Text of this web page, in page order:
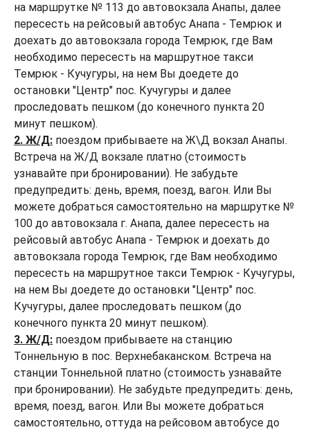
на маршрутке № 113 до автовокзала Анапы, далее
пересесть на рейсовый автобус Анапа - Темрюк и
доехать до автовокзала города Темрюк, где Вам
необходимо пересесть на маршрутное такси
Темрюк - Кучугуры, на нем Вы доедете до
остановки "Центр" пос. Кучугуры и далее
проследовать пешком (до конечного пункта 20
минут пешком).
2. Ж/Д: поездом прибываете на Ж\Д вокзал Анапы.
Встреча на Ж/Д вокзале платно (стоимость
узнавайте при бронировании). Не забудьте
предупредить: день, время, поезд, вагон. Или Вы
можете добраться самостоятельно на маршрутке №
100 до автовокзала г. Анапа, далее пересесть на
рейсовый автобус Анапа - Темрюк и доехать до
автовокзала города Темрюк, где Вам необходимо
пересесть на маршрутное такси Темрюк - Кучугуры,
на нем Вы доедете до остановки "Центр" пос.
Кучугуры, далее проследовать пешком (до
конечного пункта 20 минут пешком).
3. Ж/Д: поездом прибываете на станцию
Тоннельную в пос. Верхнебаканском. Встреча на
станции Тоннельной платно (стоимость узнавайте
при бронировании). Не забудьте предупредить: день,
время, поезд, вагон. Или Вы можете добраться
самостоятельно, оттуда на рейсовом автобусе до